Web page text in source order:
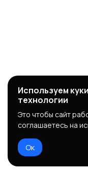
Используем
технологии
Это чтобы сайт
соглашаетесь на
Ок